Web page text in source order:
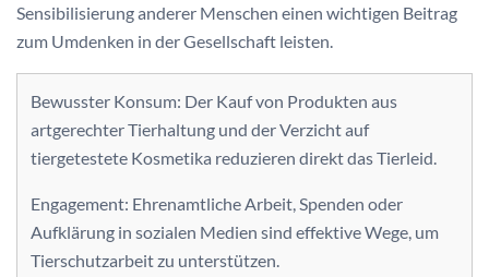
Sensibilisierung anderer Menschen einen wichtigen Beitrag
zum Umdenken in der Gesellschaft leisten.
Bewusster Konsum: Der Kauf von Produkten aus
artgerechter Tierhaltung und der Verzicht auf
tiergetestete Kosmetika reduzieren direkt das Tierleid.
Engagement: Ehrenamtliche Arbeit, Spenden oder
Aufklärung in sozialen Medien sind effektive Wege, um
Tierschutzarbeit zu unterstützen.